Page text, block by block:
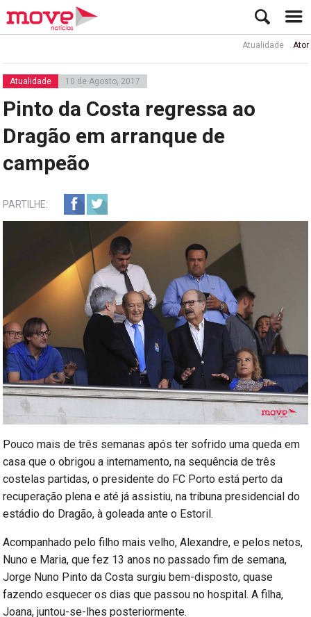
Atualidade Ator Rui
Atualidade 10 de Agosto, 2017
Pinto da Costa regressa ao
Dragão em arranque de
campeão
PARTILHE:
Pouco mais de três semanas após ter sofrido uma queda em
casa que o obrigou a internamento, na sequência de três
costelas partidas, o presidente do FC Porto está perto da
recuperação plena e até já assistiu, na tribuna presidencial do
estádio do Dragão, à goleada ante o Estoril.
Acompanhado pelo filho mais velho, Alexandre, e pelos netos,
Nuno e Maria, que fez 13 anos no passado fim de semana,
Jorge Nuno Pinto da Costa surgiu bem-disposto, quase
fazendo esquecer os dias que passou no hospital. A filha,
Joana, juntou-se-lhes posteriormente.